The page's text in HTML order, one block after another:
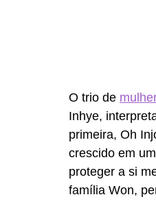
O trio de
Inhye,
primeira, Oh
crescido em
proteger a si
família Won,